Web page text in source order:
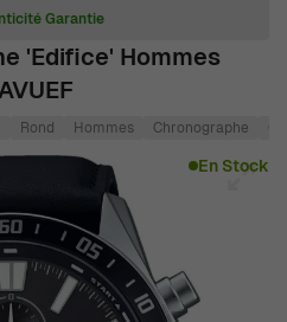
'Edifice' Hommes
Garantie
Rond Hommes Chronographe
En Stock